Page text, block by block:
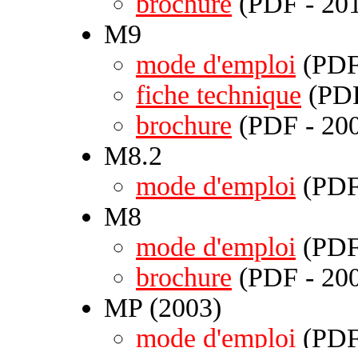
M9
mode d'emploi
fiche technique
brochure (PDF -
M8.2
mode d'emploi
M8
mode d'emploi
brochure (PDF -
MP (2003)
mode d'emploi